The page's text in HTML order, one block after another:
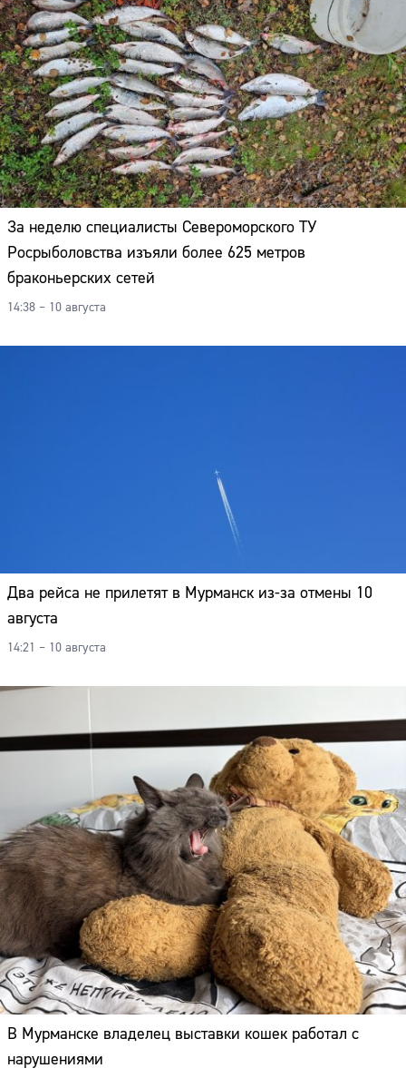
За неделю специалисты Североморского ТУ
Росрыболовства изъяли более 625 метров
браконьерских сетей
14:38 – 10 августа
Два рейса не прилетят в Мурманск из-за отмены 10
августа
14:21 – 10 августа
В Мурманске владелец выставки кошек работал с
нарушениями